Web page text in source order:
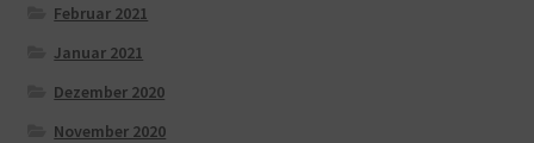
Februar 2021
Januar 2021
Dezember 2020
November 2020